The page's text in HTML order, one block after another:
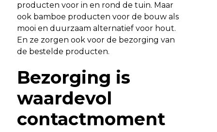
producten voor in en rond de tuin. Maar
ook bamboe producten voor de bouw als
mooi en duurzaam alternatief voor hout.
En ze zorgen ook voor de bezorging van
de bestelde producten.
Bezorging is
waardevol
contactmoment